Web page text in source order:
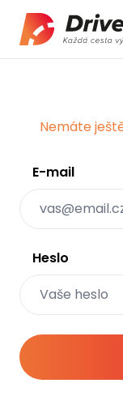
Nemáte
E-mail
Heslo